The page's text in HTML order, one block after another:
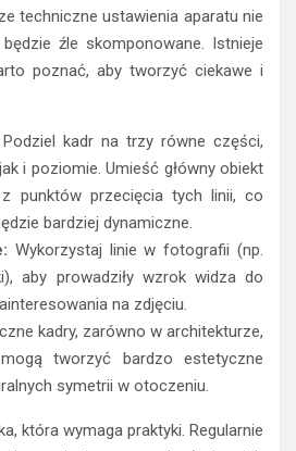
techniczne ustawienia aparatu nie
źle skomponowane. Istnieje
poznać, aby tworzyć ciekawe i
Podziel kadr na trzy równe części,
i poziomie. Umieść główny obiekt
punktów przecięcia tych linii, co
bardziej dynamiczne.
Wykorzystaj linie w fotografii (np.
aby prowadziły wzrok widza do
na zdjęciu.
kadry, zarówno w architekturze,
tworzyć bardzo estetyczne
symetrii w otoczeniu.
która wymaga praktyki. Regularnie